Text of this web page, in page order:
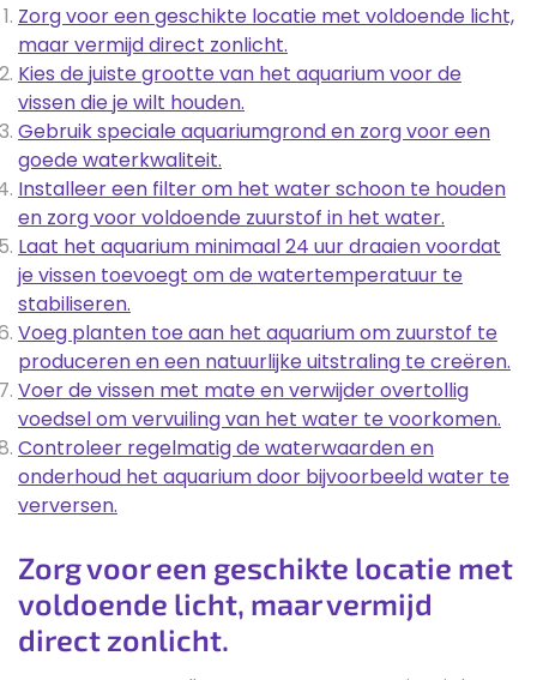
Zorg voor een geschikte locatie met voldoende licht,
maar vermijd direct zonlicht.
Kies de juiste grootte van het aquarium voor de
vissen die je wilt houden.
Gebruik speciale aquariumgrond en zorg voor een
goede waterkwaliteit.
Installeer een filter om het water schoon te houden
en zorg voor voldoende zuurstof in het water.
Laat het aquarium minimaal 24 uur draaien voordat
je vissen toevoegt om de watertemperatuur te
stabiliseren.
Voeg planten toe aan het aquarium om zuurstof te
produceren en een natuurlijke uitstraling te creëren.
Voer de vissen met mate en verwijder overtollig
voedsel om vervuiling van het water te voorkomen.
Controleer regelmatig de waterwaarden en
onderhoud het aquarium door bijvoorbeeld water te
verversen.
Zorg voor een geschikte locatie met
voldoende licht, maar vermijd
direct zonlicht.